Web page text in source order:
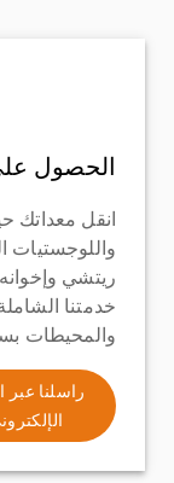
الحصول
انقل
واللوجستيات
ريتشي
خدمتنا
والمحيطات
راسلنا عبر